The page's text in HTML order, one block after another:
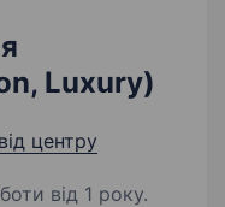
Luxury)
центру
від 1 року.